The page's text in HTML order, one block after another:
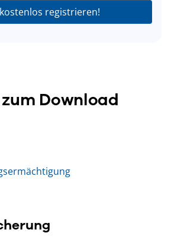
registrieren!
Download